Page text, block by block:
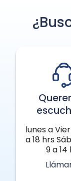
lunes a
a 18 hrs
9 a 14